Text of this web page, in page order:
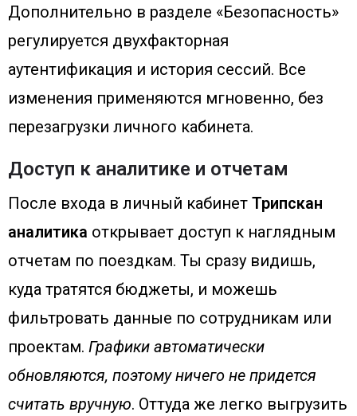
Дополнительно в разделе «Безопасность»
регулируется двухфакторная
аутентификация и история сессий. Все
изменения применяются мгновенно, без
перезагрузки личного кабинета.
Доступ к аналитике и отчетам
После входа в личный кабинет Трипскан
аналитика открывает доступ к наглядным
отчетам по поездкам. Ты сразу видишь,
куда тратятся бюджеты, и можешь
фильтровать данные по сотрудникам или
проектам. Графики автоматически
обновляются, поэтому ничего не придется
считать вручную. Оттуда же легко выгрузить